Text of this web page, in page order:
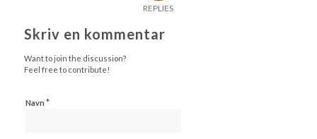
REPLIES
Skriv en kommentar
Want to join the discussion?
Feel free to contribute!
Navn *